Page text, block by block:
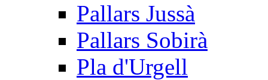
Pallars Jussà
Pallars Sobirà
Pla d'Urgell